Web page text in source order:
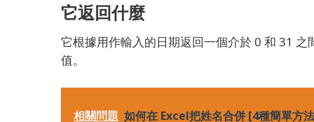
它返回什麼
它根據用作輸入的日期返回一個介於 0 和 31 之
值。
相關問題 如何在 Excel把姓名合併 [4種簡單方